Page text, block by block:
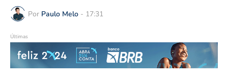
Por Paulo Melo - 17:31
Últimas